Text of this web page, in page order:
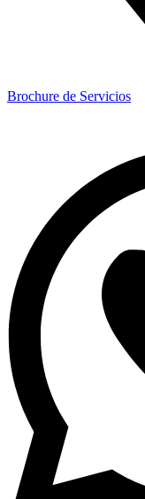
Brochure de Servicios